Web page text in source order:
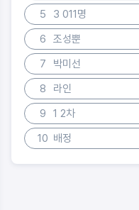
5
3 011명
6
조성뿐
7
박미선
8
라인
9
1 2차
10 배정